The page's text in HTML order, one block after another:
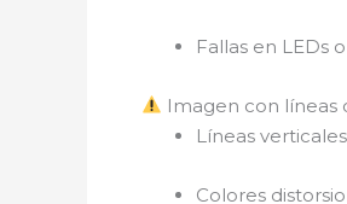
Fallas en LEDs
Imagen con líneas
Líneas
Colores